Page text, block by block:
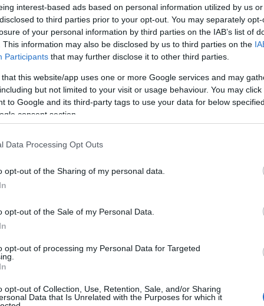
interest-based ads based on personal information utilized by us
to third parties prior to your opt-out. You may separately
of your personal information by third parties on the IAB’s list of
This information may also be disclosed by us to third parties on the
Participants that may further disclose it to other third parties.
that this website/app uses one or more Google services and may
but not limited to your visit or usage behaviour. You may
to Google and its third-party tags to use your data for below
consent section.
Data Processing Opt Outs
opt-out of the Sharing of my personal data.
opt-out of the Sale of my Personal Data.
opt-out of processing my Personal Data for Targeted
opt-out of Collection, Use, Retention, Sale, and/or Sharing
Data that Is Unrelated with the Purposes for which it
le porte della Nazionale al piccolo
di premiazione avvenuta a Rimini, è
La vittoria di Careddu è frutto di duro
amici partecipavano a feste e uscite, io
due ore di viaggio tra andata e ritorno,
passione e lo faccio volentieri
al maestroTommaso Di Caro”.
chiare per il futuro e vorrebbe
un ballerino professionista. La
è rappresentata adesso dai